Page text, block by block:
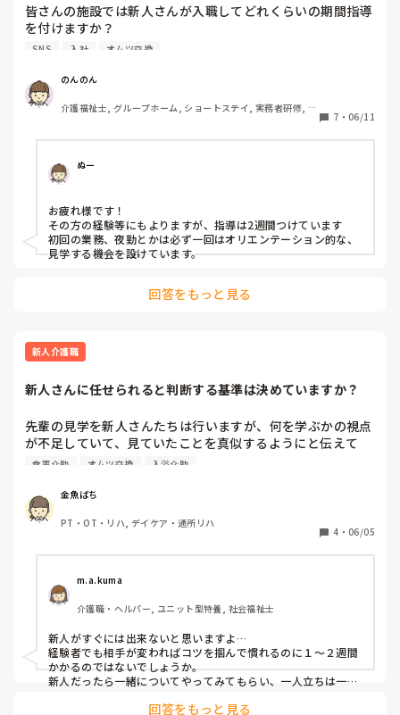
皆さんの施設では新人さんが入職してどれくらいの期間指導
を付けますか？
からオムツ交換やゴミ捨て、業務日報入力をさせようとした
ら「初日からですか？」と言われ使えない的な事を言ってら
っしゃる方を目撃しました。そこの施設では経験者は2日し
か指導付かない、利用者10人しか居ないし夜勤しかないから
簡単と。初日から給料発生してるんだから仕事しろだそうで
因みに特養ですが、私のところは一月掛けて業務覚えてもら
い2ヶ月目に夜勤教えてます。
SNS 入社 オムツ交換
のんのん
介護福祉士, グループホーム, ショートステイ, 実務者研修, ユ
7 ・ 06/11
ぬー
お疲れ様です！
その方の経験等にもよりますが、指導は2週間つけています
初回の業務、夜勤とかは必ず一回はオリエンテーション的な、
見学する機会を設けています。
回答をもっと見る
新人介護職
新人さんに任せられると判断する基準は決めていますか？
先輩の見学を新人さんたちは行いますが、何を学ぶかの視点
が不足していて、見ていたことを真似するようにと伝えて
も、だいたい再現できません。即時に再現できずにもたつく
ど、特に体に麻痺など身体的症状を伴う方の配慮は理屈は分
かっても再現できずに苦労しています。
時間が解決すると見守るか、どうしても無理と業務から外す
食事介助 オムツ交換 入浴介助
金魚ばち
PT・OT・リハ, デイケア・通所リハ
4 ・ 06/05
m.a.kuma
介護職・ヘルパー, ユニット型特養, 社会福祉士
新人がすぐには出来ないと思いますよ…
経験者でも相手が変わればコツを掴んで慣れるのに１〜２週間
かかるのではないでしょうか。
新人だったら一緒についてやってみてもらい、一人立ちは一ヶ
相手がいる仕事ですし、即時に再現は不可能と思います。
回答をもっと見る